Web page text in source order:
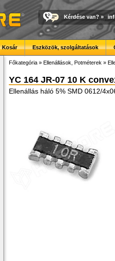
Kérdése van? »
Kosár Eszközök, szolgáltatások
Főkategória » Ellenállások, Potméterek »
YC 164 JR-07 10 K
Ellenállás háló 5% SMD 0612/